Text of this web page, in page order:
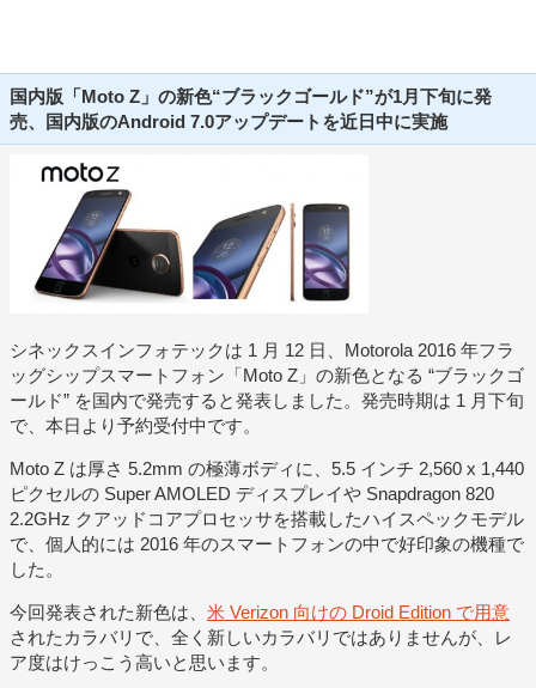
国内版「Moto Z」の新色“ブラックゴールド”が1月下旬に発
売、国内版のAndroid 7.0アップデートを近日中に実施
シネックスインフォテックは 1 月 12 日、Motorola 2016 年フラ
ッグシップスマートフォン「Moto Z」の新色となる “ブラックゴ
ールド” を国内で発売すると発表しました。発売時期は 1 月下旬
で、本日より予約受付中です。
Moto Z は厚さ 5.2mm の極薄ボディに、5.5 インチ 2,560 x 1,440
ピクセルの Super AMOLED ディスプレイや Snapdragon 820
2.2GHz クアッドコアプロセッサを搭載したハイスペックモデル
で、個人的には 2016 年のスマートフォンの中で好印象の機種で
した。
今回発表された新色は、 米 Verizon 向けの Droid Edition で用意
されたカラバリで、全く新しいカラバリではありませんが、レ
ア度はけっこう高いと思います。